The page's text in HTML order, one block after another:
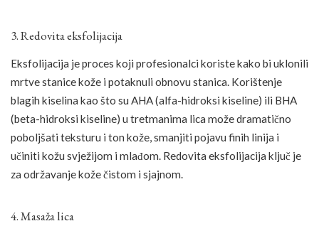
3. Redovita eksfolijacija
Eksfolijacija je proces koji profesionalci koriste kako bi uklonili
mrtve stanice kože i potaknuli obnovu stanica. Korištenje
blagih kiselina kao što su AHA (alfa-hidroksi kiseline) ili BHA
(beta-hidroksi kiseline) u tretmanima lica može dramatično
poboljšati teksturu i ton kože, smanjiti pojavu finih linija i
učiniti kožu svježijom i mlađom. Redovita eksfolijacija ključ je
za održavanje kože čistom i sjajnom.
4. Masaža lica